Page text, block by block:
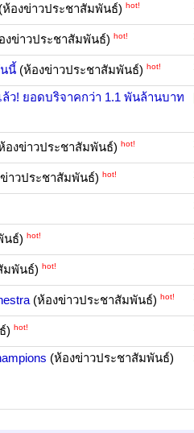
(ห้องข่าวประชาสัมพันธ์) hot!
งข่าวประชาสัมพันธ์) hot!
นี้ (ห้องข่าวประชาสัมพันธ์) hot!
ว! ยอดบริจาคกว่า 1.1 พันล้านบาท
องข่าวประชาสัมพันธ์) hot!
าวประชาสัมพันธ์) hot!
นธ์) hot!
มพันธ์) hot!
(ห้องข่าวประชาสัมพันธ์) hot!
) hot!
(ห้องข่าวประชาสัมพันธ์)